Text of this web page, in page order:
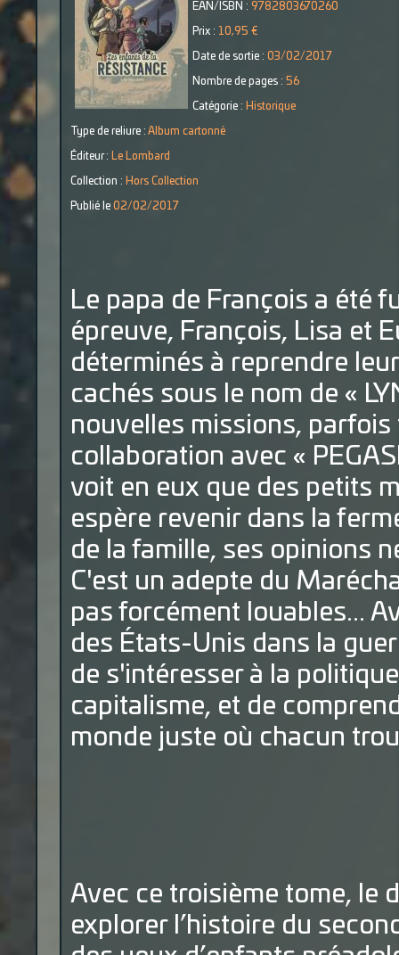
EAN/ISBN : 9782803670260
Prix : 10,95 €
Date de sortie : 03/02/2017
Nombre de pages : 56
Catégorie : Historique
Type de reliure : Album cartonné
Éditeur : Le Lombard
Collection : Hors Collection
Publié le 02/02/2017
Le papa de François a été
épreuve, François, Lisa et
déterminés à reprendre
cachés sous le nom de «
nouvelles missions,
collaboration avec «
voit en eux que des petits
espère revenir dans la
de la famille, ses opinions
C'est un adepte du
pas forcément louables...
des États-Unis dans la
de s'intéresser à la
capitalisme, et de
monde juste où chacun
Avec ce troisième tome, le
explorer l’histoire du